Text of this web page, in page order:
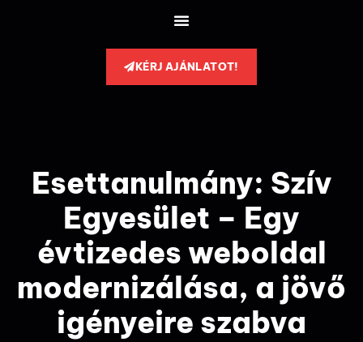
KÉRJ AJÁNLATOT!
Esettanulmány: Szív
Egyesület – Egy
évtizedes weboldal
modernizálása, a jövő
igényeire szabva